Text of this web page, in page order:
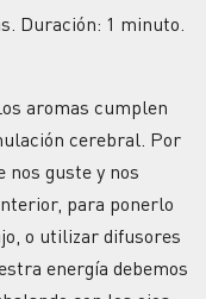
Duración: 1 minuto.
aromas cumplen
cerebral. Por
nos guste y nos
para ponerlo
o utilizar difusores
energía debemos